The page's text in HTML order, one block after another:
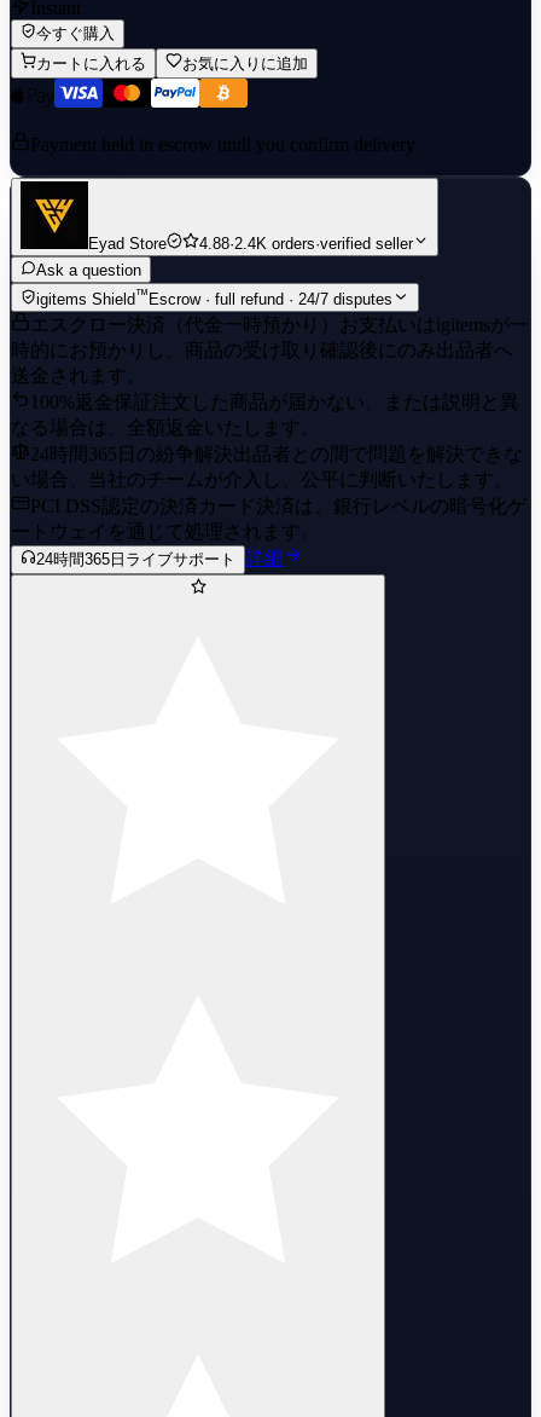
Instant
今すぐ購入
カートに入れる
お気に入りに追加
Payment held in escrow until you confirm delivery
Eyad Store 4.88·2.4K orders·verified seller
Ask a question
igitems Shield™ Escrow · full refund · 24/7 disputes
エスクロー決済（代金一時預かり）
お支払いはigitemsが一
時的にお預かりし、商品の受け取り確認後にのみ出品者へ
送金されます。
100%返金保証 注文した商品が届かない、または説明と異
なる場合は、全額返金いたします。
24時間365日の紛争解決出品者との間で問題を解決できな
い場合、当社のチームが介入し、公平に判断いたします。
PCI DSS認定の決済 カード決済は、銀行レベルの暗号化ゲ
ートウェイを通じて処理されます。
24時間365日ライブサポート 詳細